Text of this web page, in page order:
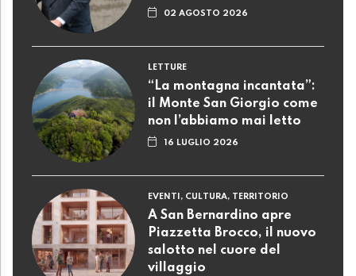
02 AGOSTO 2026
LETTURE
“La montagna incantata”:
il Monte San Giorgio come
non l’abbiamo mai letto
16 LUGLIO 2026
EVENTI, CULTURA, TERRITORIO
A San Bernardino apre
Piazzetta Brocco, il nuovo
salotto nel cuore del
villaggio